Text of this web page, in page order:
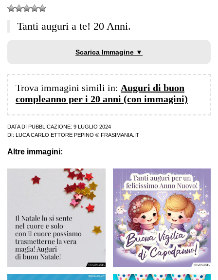
Tanti auguri a te! 20 Anni.
Scarica Immagine ▼
Trova immagini simili in: Auguri di buon
compleanno per i 20 anni (con immagini)
DATA DI PUBBLICAZIONE: 9 LUGLIO 2024
DI:
LUCA CARLO ETTORE PEPINO © FRASIMANIA.IT
Altre immagini: